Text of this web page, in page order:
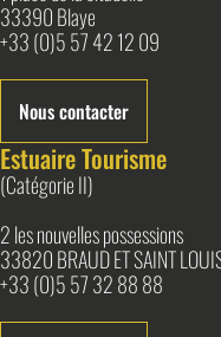
33390 Blaye
+33 (0)5 57 42 12 09
Nous contacter
Estuaire Tourisme
(Catégorie II)
2 les nouvelles possessions
33820 BRAUD ET SAINT
+33 (0)5 57 32 88 88